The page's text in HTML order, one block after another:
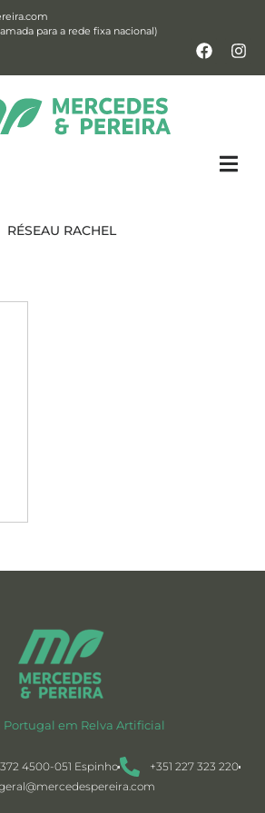
para a rede fixa nacional)
RÉSEAU RACHEL
Portugal em Relva Artificial
4500-051 Espinho
+351 227 323 220